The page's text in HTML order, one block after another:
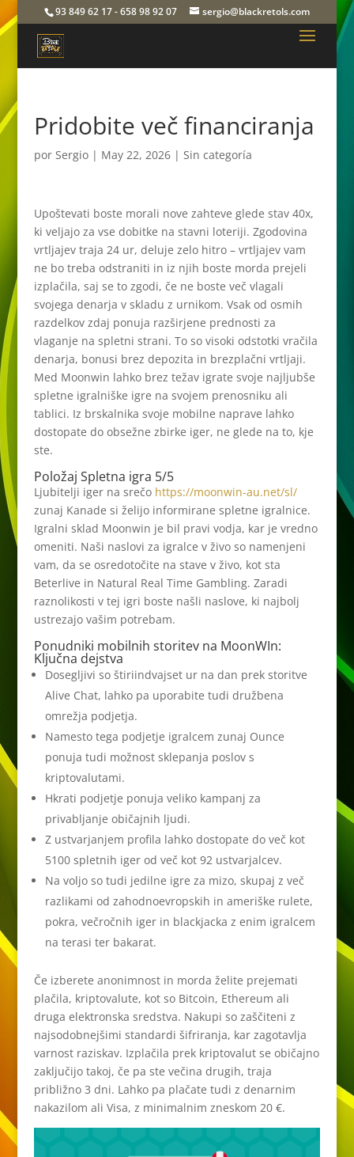
93 849 62 17 - 658 98 92 07 sergio@blackretols.com
Pridobite več financiranja
por Sergio| May 22, 2026| Sin categoría
Upoštevati boste morali nove zahteve glede stav 40x,
ki veljajo za vse dobitke na stavni loteriji. Zgodovina
vrtljajev traja 24 ur, deluje zelo hitro – vrtljajev vam
ne bo treba odstraniti in iz njih boste morda prejeli
izplačila, saj se to zgodi, če ne boste več vlagali
svojega denarja v skladu z urnikom. Vsak od osmih
razdelkov zdaj ponuja razširjene prednosti za
vlaganje na spletni strani. To so visoki odstotki vračila
denarja, bonusi brez depozita in brezplačni vrtljaji.
Med Moonwin lahko brez težav igrate svoje najljubše
spletne igralniške igre na svojem prenosniku ali
tablici. Iz brskalnika svoje mobilne naprave lahko
dostopate do obsežne zbirke iger, ne glede na to, kje
ste.
Položaj Spletna igra 5/5
Ljubitelji iger na srečo https://moonwin-au.net/sl/
zunaj Kanade si želijo informirane spletne igralnice.
Igralni sklad Moonwin je bil pravi vodja, kar je vredno
omeniti. Naši naslovi za igralce v živo so namenjeni
vam, da se osredotočite na stave v živo, kot sta
Beterlive in Natural Real Time Gambling. Zaradi
raznolikosti v tej igri boste našli naslove, ki najbolj
ustrezajo vašim potrebam.
Ponudniki mobilnih storitev na MoonWIn:
Ključna dejstva
Dosegljivi so štiriindvajset ur na dan prek storitve
Alive Chat, lahko pa uporabite tudi družbena
omrežja podjetja.
Namesto tega podjetje igralcem zunaj Ounce
ponuja tudi možnost sklepanja poslov s
kriptovalutami.
Hkrati podjetje ponuja veliko kampanj za
privabljanje običajnih ljudi.
Z ustvarjanjem profila lahko dostopate do več kot
5100 spletnih iger od več kot 92 ustvarjalcev.
Na voljo so tudi jedilne igre za mizo, skupaj z več
razlikami od zahodnoevropskih in ameriške rulete,
pokra, večročnih iger in blackjacka z enim igralcem
na terasi ter bakarat.
Če izberete anonimnost in morda želite prejemati
plačila, kriptovalute, kot so Bitcoin, Ethereum ali
druga elektronska sredstva. Nakupi so zaščiteni z
najsodobnejšimi standardi šifriranja, kar zagotavlja
varnost raziskav. Izplačila prek kriptovalut se običajno
zaključijo takoj, če pa ste večina drugih, traja
približno 3 dni. Lahko pa plačate tudi z denarnim
nakazilom ali Visa, z minimalnim zneskom 20 €.